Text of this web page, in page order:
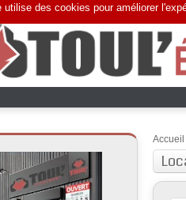
utilise des cookies pour améliorer
Accueil